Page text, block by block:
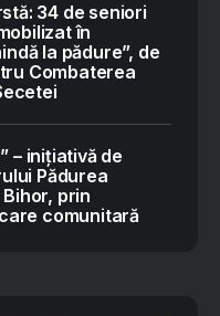
34 de seniori
în
la pădure”, de
Combaterea
– inițiativă de
Pădurea
prin
comunitară